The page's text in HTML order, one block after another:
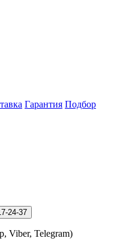
Гарантия Подбор
24-37
Viber, Telegram)